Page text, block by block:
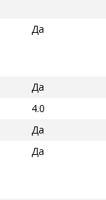
Да
Да
4.0
Да
Да